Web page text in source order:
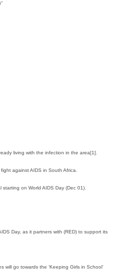
living with the infection in the area[1].
against AIDS in South Africa.
on World AIDS Day (Dec 01).
Day, as it partners with (RED) to support its
will go towards the ‘Keeping Girls in School’